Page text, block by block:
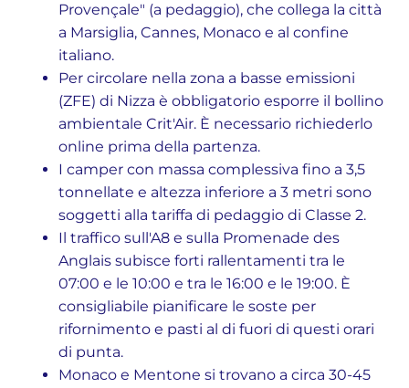
Provençale" (a pedaggio), che collega la città
a Marsiglia, Cannes, Monaco e al confine
italiano.
Per circolare nella zona a basse emissioni
(ZFE) di Nizza è obbligatorio esporre il bollino
ambientale Crit'Air. È necessario richiederlo
online prima della partenza.
I camper con massa complessiva fino a 3,5
tonnellate e altezza inferiore a 3 metri sono
soggetti alla tariffa di pedaggio di Classe 2.
Il traffico sull'A8 e sulla Promenade des
Anglais subisce forti rallentamenti tra le
07:00 e le 10:00 e tra le 16:00 e le 19:00. È
consigliabile pianificare le soste per
rifornimento e pasti al di fuori di questi orari
di punta.
Monaco e Mentone si trovano a circa 30-45